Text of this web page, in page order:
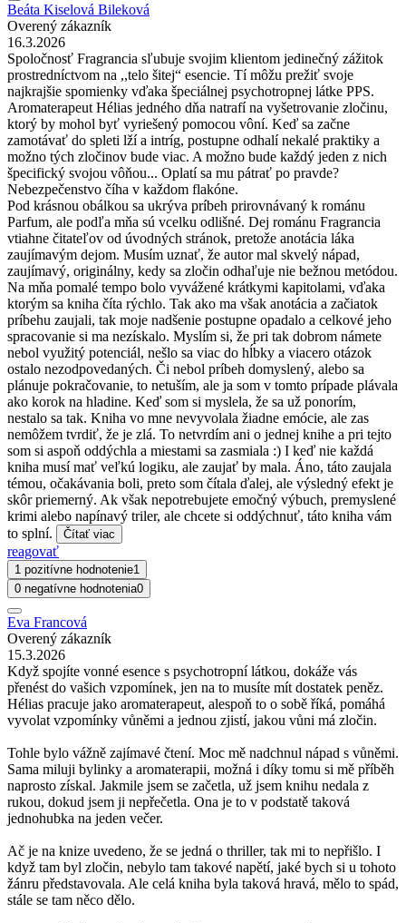
Beáta Kiselová Bileková
Overený zákazník
16.3.2026
Spoločnosť Fragrancia sľubuje svojim klientom jedinečný zážitok
prostredníctvom na ,,telo šitej“ esencie. Tí môžu prežiť svoje
najkrajšie spomienky vďaka špeciálnej psychotropnej látke PPS.
Aromaterapeut Hélias jedného dňa natrafí na vyšetrovanie zločinu,
ktorý by mohol byť vyriešený pomocou vôní. Keď sa začne
zamotávať do spleti lží a intríg, postupne odhalí nekalé praktiky a
možno tých zločinov bude viac. A možno bude každý jeden z nich
špecifický svojou vôňou... Oplatí sa mu pátrať po pravde?
Nebezpečenstvo číha v každom flakóne.
Pod krásnou obálkou sa ukrýva príbeh prirovnávaný k románu
Parfum, ale podľa mňa sú vcelku odlišné. Dej románu Fragrancia
vtiahne čitateľov od úvodných stránok, pretože anotácia láka
zaujímavým dejom. Musím uznať, že autor mal skvelý nápad,
zaujímavý, originálny, kedy sa zločin odhaľuje nie bežnou metódou.
Na mňa pomalé tempo bolo vyvážené krátkymi kapitolami, vďaka
ktorým sa kniha číta rýchlo. Tak ako ma však anotácia a začiatok
príbehu zaujali, tak moje nadšenie postupne opadalo a celkové jeho
spracovanie si ma nezískalo. Myslím si, že pri tak dobrom námete
nebol využitý potenciál, nešlo sa viac do hĺbky a viacero otázok
ostalo nezodpovedaných. Či nebol príbeh domyslený, alebo sa
plánuje pokračovanie, to netuším, ale ja som v tomto prípade plávala
ako korok na hladine. Keď som si myslela, že sa už ponorím,
nestalo sa tak. Kniha vo mne nevyvolala žiadne emócie, ale zas
nemôžem tvrdiť, že je zlá. To netvrdím ani o jednej knihe a pri tejto
som si aspoň oddýchla a miestami sa zasmiala :) I keď nie každá
kniha musí mať veľkú logiku, ale zaujať by mala. Áno, táto zaujala
témou, očakávania boli, preto som čítala ďalej, ale výsledný efekt je
skôr priemerný. Ak však nepotrebujete emočný výbuch, premyslené
krimi alebo napínavý triler, ale chcete si oddýchnuť, táto kniha vám
to splní.
Čítať viac
reagovať
1 pozitívne hodnotenie1
0 negatívne hodnotenia0
Eva Francová
Overený zákazník
15.3.2026
Když spojíte vonné esence s psychotropní látkou, dokáže vás
přenést do vašich vzpomínek, jen na to musíte mít dostatek peněz.
Hélias pracuje jako aromaterapeut, alespoň to o sobě říká, pomáhá
vyvolat vzpomínky vůněmi a jednou zjistí, jakou vůni má zločin.
Tohle bylo vážně zajímavé čtení. Moc mě nadchnul nápad s vůněmi.
Sama miluji bylinky a aromaterapii, možná i díky tomu si mě příběh
naprosto získal. Jakmile jsem se začetla, už jsem knihu nedala z
rukou, dokud jsem ji nepřečetla. Ona je to v podstatě taková
jednohubka na jeden večer.
Ač je na knize uvedeno, že se jedná o thriller, tak mi to nepřišlo. I
když tam byl zločin, nebylo tam takové napětí, jaké bych si u tohoto
žánru představovala. Ale celá kniha byla taková hravá, mělo to spád,
stále se tam něco dělo.